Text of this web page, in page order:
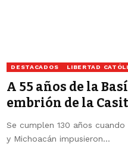
DESTACADOS LIBERTAD
A 55 años de la
embrión de la
Se cumplen 130 años
y Michoacán impusieron…